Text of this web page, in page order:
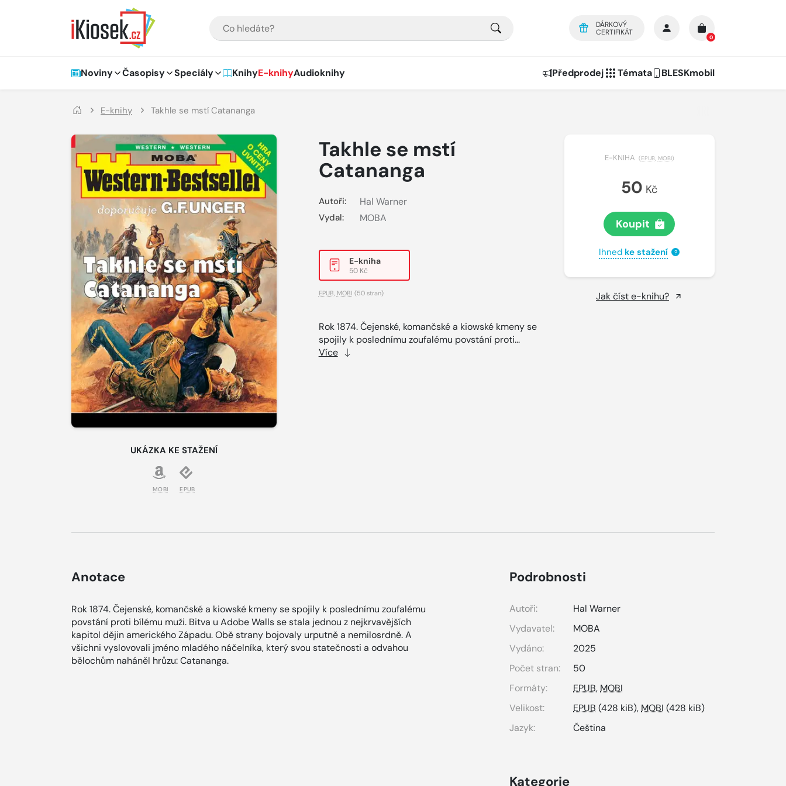
DÁRKOVÝ
CERTIFIKÁT
0
Hlavní navigace
Noviny Časopisy Speciály KnihyE-knihyAudioknihy Předprodej Témata BLESKmobil
E-knihy Takhle se mstí Catananga
UKÁZKA KE STAŽENÍ
MOBI EPUB
Takhle se mstí
Catananga
Autoři: Hal Warner
Vydal: MOBA
E-kniha
50 Kč
EPUB MOBI (50 stran)
Rok 1874. Čejenské, komančské a kiowské kmeny se
spojily k poslednímu zoufalému povstání proti...
Více
E-KNIHA (EPUB, MOBI)
50 Kč
Koupit
Ihned ke stažení ?
Jak číst e-knihu?
Anotace
Rok 1874. Čejenské, komančské a kiowské kmeny se spojily k poslednímu zoufalému
povstání proti bílému muži. Bitva u Adobe Walls se stala jednou z nejkrvavějších
kapitol dějin amerického Západu. Obě strany bojovaly urputně a nemilosrdně. A
všichni vyslovovali jméno mladého náčelníka, který svou statečnosti a odvahou
bělochům naháněl hrůzu: Catananga.
Podrobnosti
Autoři:
Hal Warner
Vydavatel:
MOBA
Vydáno:
2025
Počet stran:
50
Formáty:
EPUB, MOBI
Velikost:
EPUB (428 kiB), MOBI (428 kiB)
Jazyk:
Čeština
Kategorie